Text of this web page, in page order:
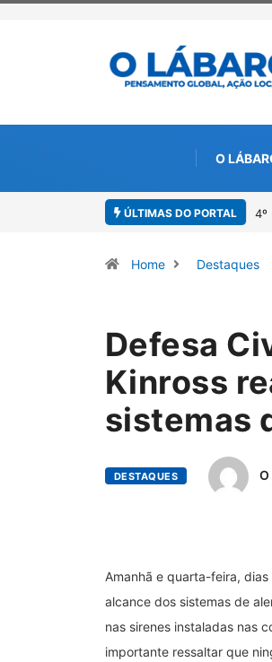
O
ÚLTIMAS DO PORTAL
4º Fliparacatu tem
Home Destaques
Defesa
Kinross
sistemas
DESTAQUES
Amanhã e quarta-feira,
alcance dos sistemas de
nas sirenes instaladas nas
importante ressaltar que